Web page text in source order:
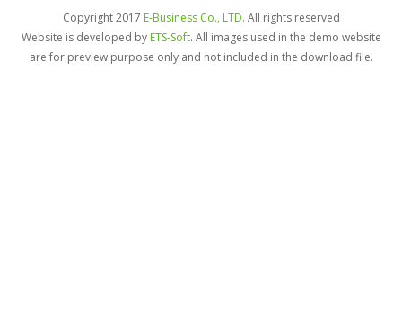
Copyright 2017 E-Business Co., LTD. All rights reserved
Website is developed byETS-Soft. All images used in the demo website
are for preview purpose only and not included in the download file.